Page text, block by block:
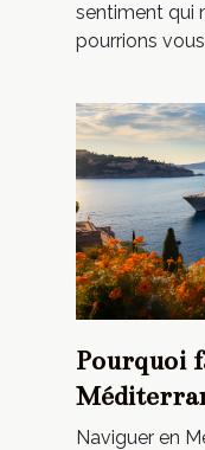
sentiment qui
pourrions
Pourquoi
Naviguer en